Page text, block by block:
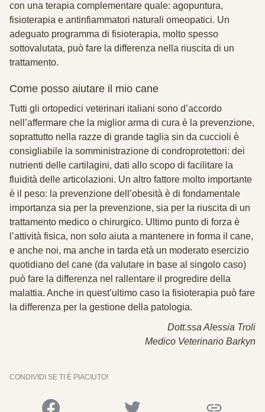
con una terapia complementare quale: agopuntura,
fisioterapia e antinfiammatori naturali omeopatici. Un
adeguato programma di fisioterapia, molto spesso
sottovalutata, può fare la differenza nella riuscita di un
trattamento.
Come posso aiutare il mio cane
Tutti gli ortopedici veterinari italiani sono d’accordo
nell’affermare che la miglior arma di cura è la prevenzione,
soprattutto nella razze di grande taglia sin da cuccioli è
consigliabile la somministrazione di condroprotettori: dei
nutrienti delle cartilagini, dati allo scopo di facilitare la
fluidità delle articolazioni. Un altro fattore molto importante
è il peso: la prevenzione dell’obesità è di fondamentale
importanza sia per la prevenzione, sia per la riuscita di un
trattamento medico o chirurgico. Ultimo punto di forza è
l’attività fisica, non solo aiuta a mantenere in forma il cane,
e anche noi, ma anche in tarda età un moderato esercizio
quotidiano del cane (da valutare in base al singolo caso)
può fare la differenza nel rallentare il progredire della
malattia. Anche in quest’ultimo caso la fisioterapia può fare
la differenza per la gestione della patologia.
Dott.ssa Alessia Troli
Medico Veterinario Barkyn
CONDIVIDI SE TI È PIACIUTO!